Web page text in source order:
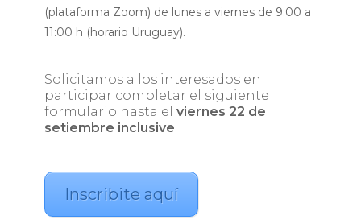
(plataforma Zoom) de lunes a viernes de 9:00 a
11:00 h (horario Uruguay).
Solicitamos a los interesados en
participar completar el siguiente
formulario hasta el viernes 22 de
setiembre inclusive.
Inscribite aquí